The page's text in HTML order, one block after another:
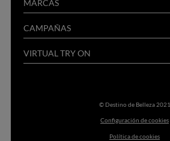
© Destino de Belleza 2021
Configuración de cookies
Política de cookies